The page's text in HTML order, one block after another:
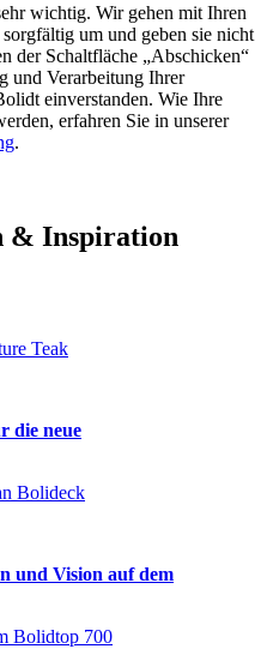
wichtig. Wir gehen mit Ihren
um und geben sie nicht
der Schaltfläche „Abschicken“
und Verarbeitung Ihrer
einverstanden. Wie Ihre
erfahren Sie in unserer
.
& Inspiration
die neue
und Vision auf dem